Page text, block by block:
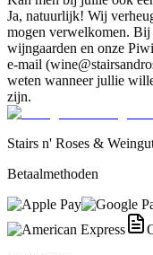
Ja, natuurlijk! Wij
mogen verwelkomen.
wijngaarden en onze
e-mail
weten wanneer jullie
zijn.
Stairs n' Roses &
Betaalmethoden